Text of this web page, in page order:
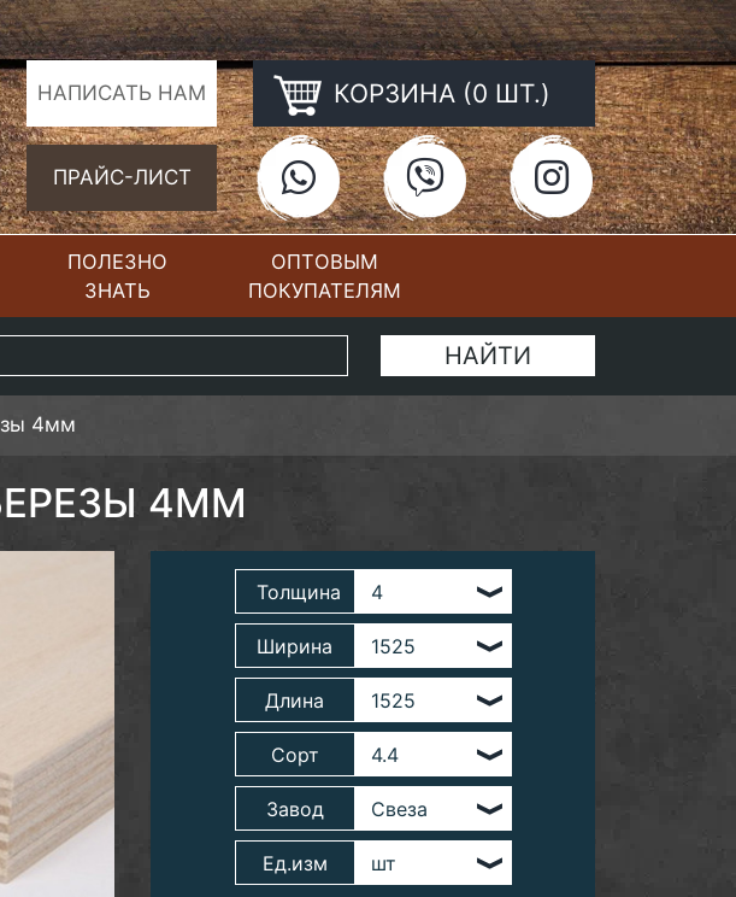
НАПИСАТЬ НАМ
ПРАЙС-ЛИСТ
КОРЗИНА (0 ШТ.)
ПОЛЕЗНО
ЗНАТЬ
ОПТОВЫМ
ПОКУПАТЕЛЯМ
КОНТАКТЫ
4мм
4ММ
Толщина
Ширина
Длина
Сорт
Завод
Ед.изм